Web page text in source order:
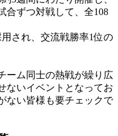
合ずつ対戦して、全108
され、交流戦勝率1位の
ーム同士の熱戦が繰り広
ないイベントとなってお
ない皆様も要チェックで